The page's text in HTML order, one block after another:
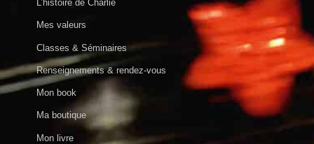
L’histoire de Charlie
Mes valeurs
Classes & Séminaires
Renseignements & rendez-vous
Mon book
Ma boutique
Mon livre